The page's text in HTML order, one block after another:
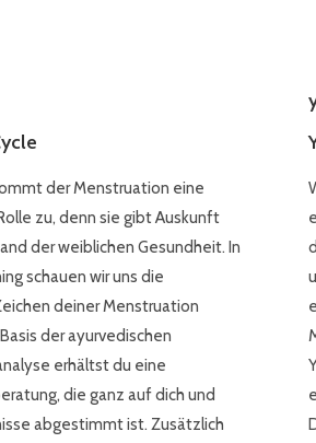
der Menstruation eine
zu, denn sie gibt Auskunft
der weiblichen Gesundheit. In
schauen wir uns die
deiner Menstruation
der ayurvedischen
erhältst du eine
die ganz auf dich und
abgestimmt ist. Zusätzlich